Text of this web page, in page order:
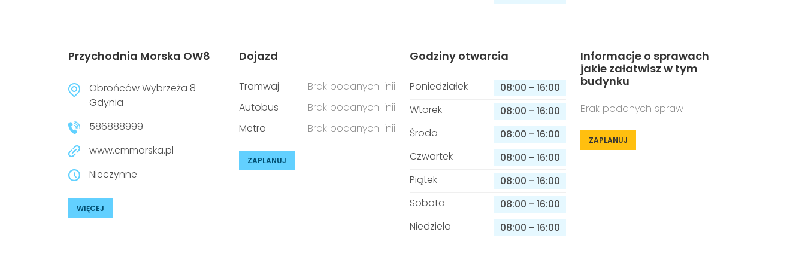
Przychodnia Morska OW8
Obrońców Wybrzeża 8
Gdynia
586888999
www.cmmorska.pl
Nieczynne
WIĘCEJ
Dojazd
Tramwaj
Brak podanych linii
Autobus
Brak podanych linii
Metro
Brak podanych linii
ZAPLANUJ
Godziny otwarcia
Poniedziałek 08:00 - 16:00
Wtorek
08:00 - 16:00
Środa
08:00 - 16:00
Czwartek
08:00 - 16:00
Piątek
08:00 - 16:00
Sobota
08:00 - 16:00
Niedziela
08:00 - 16:00
Informacje o sprawach
jakie załatwisz w tym
budynku
Brak podanych spraw
ZAPLANUJ